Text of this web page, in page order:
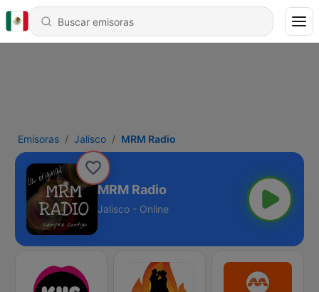
Emisoras Jalisco MRM Radio
MRM Radio
Jalisco - Online